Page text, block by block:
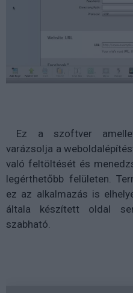
Ez a szoftver
varázsolja a
való feltöltését és
legérthetőbb felületen.
ez az alkalmazás is
általa készített oldal
szabható.